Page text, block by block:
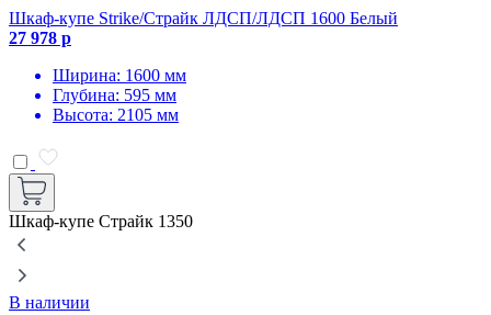
Шкаф-купе Strike/Страйк ЛДСП/ЛДСП 1600 Белый
27 978 р
Ширина: 1600 мм
Глубина: 595 мм
Высота: 2105 мм
Шкаф-купе Страйк 1350
В наличии